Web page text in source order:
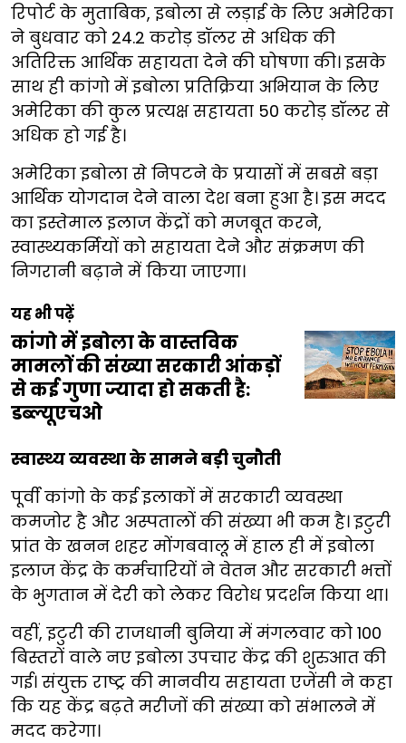
रिपोर्ट के मुताबिक, इबोला से लड़ाई के लिए अमेरिका
ने बुधवार को 24.2 करोड़ डॉलर से अधिक की
अतिरिक्त आर्थिक सहायता देने की घोषणा की। इसके
साथ ही कांगो में इबोला प्रतिक्रिया अभियान के लिए
अमेरिका की कुल प्रत्यक्ष सहायता 50 करोड़ डॉलर से
अधिक हो गई है।
अमेरिका इबोला से निपटने के प्रयासों में सबसे बड़ा
आर्थिक योगदान देने वाला देश बना हुआ है। इस मदद
का इस्तेमाल इलाज केंद्रों को मजबूत करने,
स्वास्थ्यकर्मियों को सहायता देने और संक्रमण की
निगरानी बढ़ाने में किया जाएगा।
यह भी पढ़ें
कांगो में इबोला के वास्तविक
मामलों की संख्या सरकारी आंकड़ों
से कई गुणा ज्यादा हो सकती है:
डब्ल्यूएचओ
स्वास्थ्य व्यवस्था के सामने बड़ी चुनौती
पूर्वी कांगो के कई इलाकों में सरकारी व्यवस्था
कमजोर है और अस्पतालों की संख्या भी कम है। इटुरी
प्रांत के खनन शहर मोंगबवालू में हाल ही में इबोला
इलाज केंद्र के कर्मचारियों ने वेतन और सरकारी भत्तों
के भुगतान में देरी को लेकर विरोध प्रदर्शन किया था।
वहीं, इटुरी की राजधानी बुनिया में मंगलवार को 100
बिस्तरों वाले नए इबोला उपचार केंद्र की शुरुआत की
गई। संयुक्त राष्ट्र की मानवीय सहायता एजेंसी ने कहा
कि यह केंद्र बढ़ते मरीजों की संख्या को संभालने में
मदद करेगा।